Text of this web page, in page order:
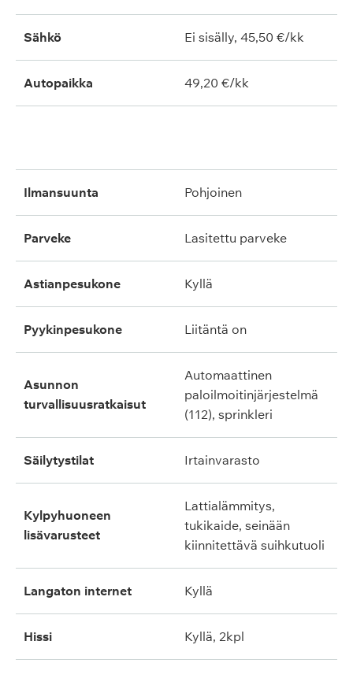
Sähkö Ei sisälly, 45,50 €/kk
Autopaikka 49,20 €/kk
ilmansuunta pohjoinen
parveke lasitettu parveke
astianpesukone kyllä
pyykinpesukone liitäntä on
asunnon
turvallisuusratkaisut
automaattinen
paloilmoitinjärjestelmä
(112), sprinkleri
säilytystilat irtainvarasto
kylpyhuoneen
lisävarusteet
lattialämmitys,
tukikaide, seinään
kiinnitettävä suihkutuoli
langaton internet kyllä
hissi kyllä, 2kpl